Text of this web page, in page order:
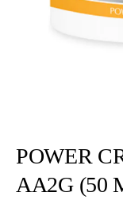
POWER
AA2G (50